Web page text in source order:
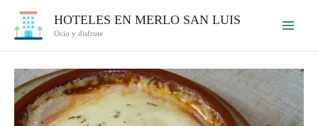
HOTELES EN MERLO SAN LUIS
Ocio y disfrute